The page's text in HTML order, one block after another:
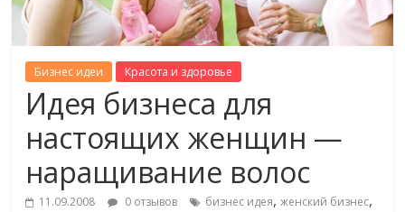
Бизнес идеи Красота и здоровье
Идея бизнеса для
настоящих женщин —
наращивание волос
11.09.2008 0 отзывов бизнес идея,женский бизнес,